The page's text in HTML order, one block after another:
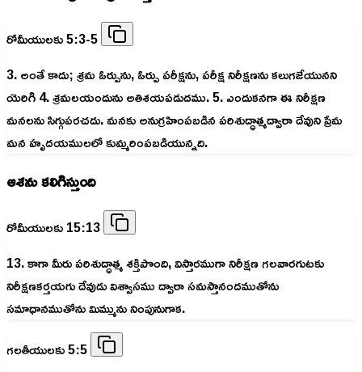
రోమీయులకు 5:3-5
3. అంతే కాదు; శ్రమ ఓర్పును, ఓర్పు పరీక్షను, పరీక్ష నిరీక్షణను కలుగజేయునని
యెరిగి 4. శ్రమలయందును అతిశయపడుదము. 5. ఎందుకనగా ఈ నిరీక్షణ
మనలను సిగ్గుపరచదు. మనకు అనుగ్రహింపబడిన పరిశుద్ధాత్మద్వారా దేవుని ప్రేమ
మన హృదయములలో కుమ్మరింపబడియున్నది.
ఆశను కలిగిస్తుంది
రోమీయులకు 15:13
13. కాగా మీరు పరిశుద్ధాత్మ శక్తిపొంది, విస్తారముగా నిరీక్షణ గలవారగుటకు
నిరీక్షణకర్తయగు దేవుడు విశ్వాసము ద్వారా సమస్తానందముతోను
సమాధానముతోను మిమ్మును నింపునుగాక.
గలతీయులకు 5:5